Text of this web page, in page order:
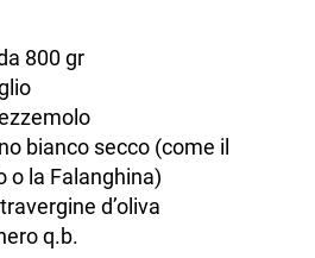
800 gr
bianco secco (come il
o la Falanghina)
d’oliva
q.b.